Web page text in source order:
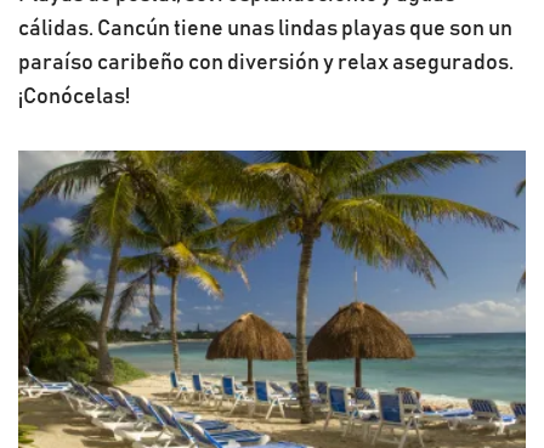
cálidas. Cancún tiene unas lindas playas que son un
paraíso caribeño con diversión y relax asegurados.
¡Conócelas!